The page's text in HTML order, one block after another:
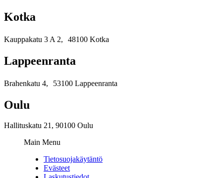
Kotka
Kauppakatu 3 A 2, 48100 Kotka
Lappeenranta
Brahenkatu 4, 53100 Lappeenranta
Oulu
Hallituskatu 21, 90100 Oulu
Main Menu
Tietosuojakäytäntö
Evästeet